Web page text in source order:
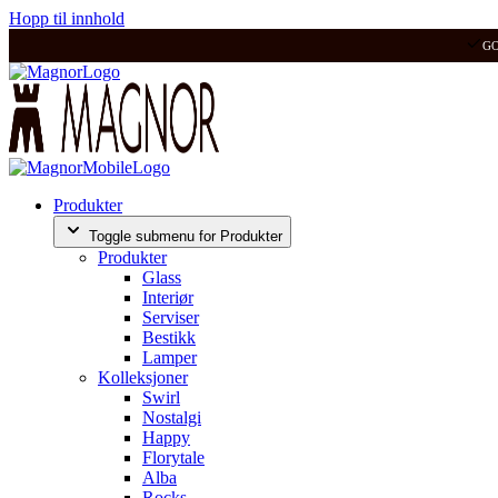
Hopp til innhold
Produkter
Toggle submenu for Produkter
Produkter
Glass
Interiør
Serviser
Bestikk
Lamper
Kolleksjoner
Swirl
Nostalgi
Happy
Florytale
Alba